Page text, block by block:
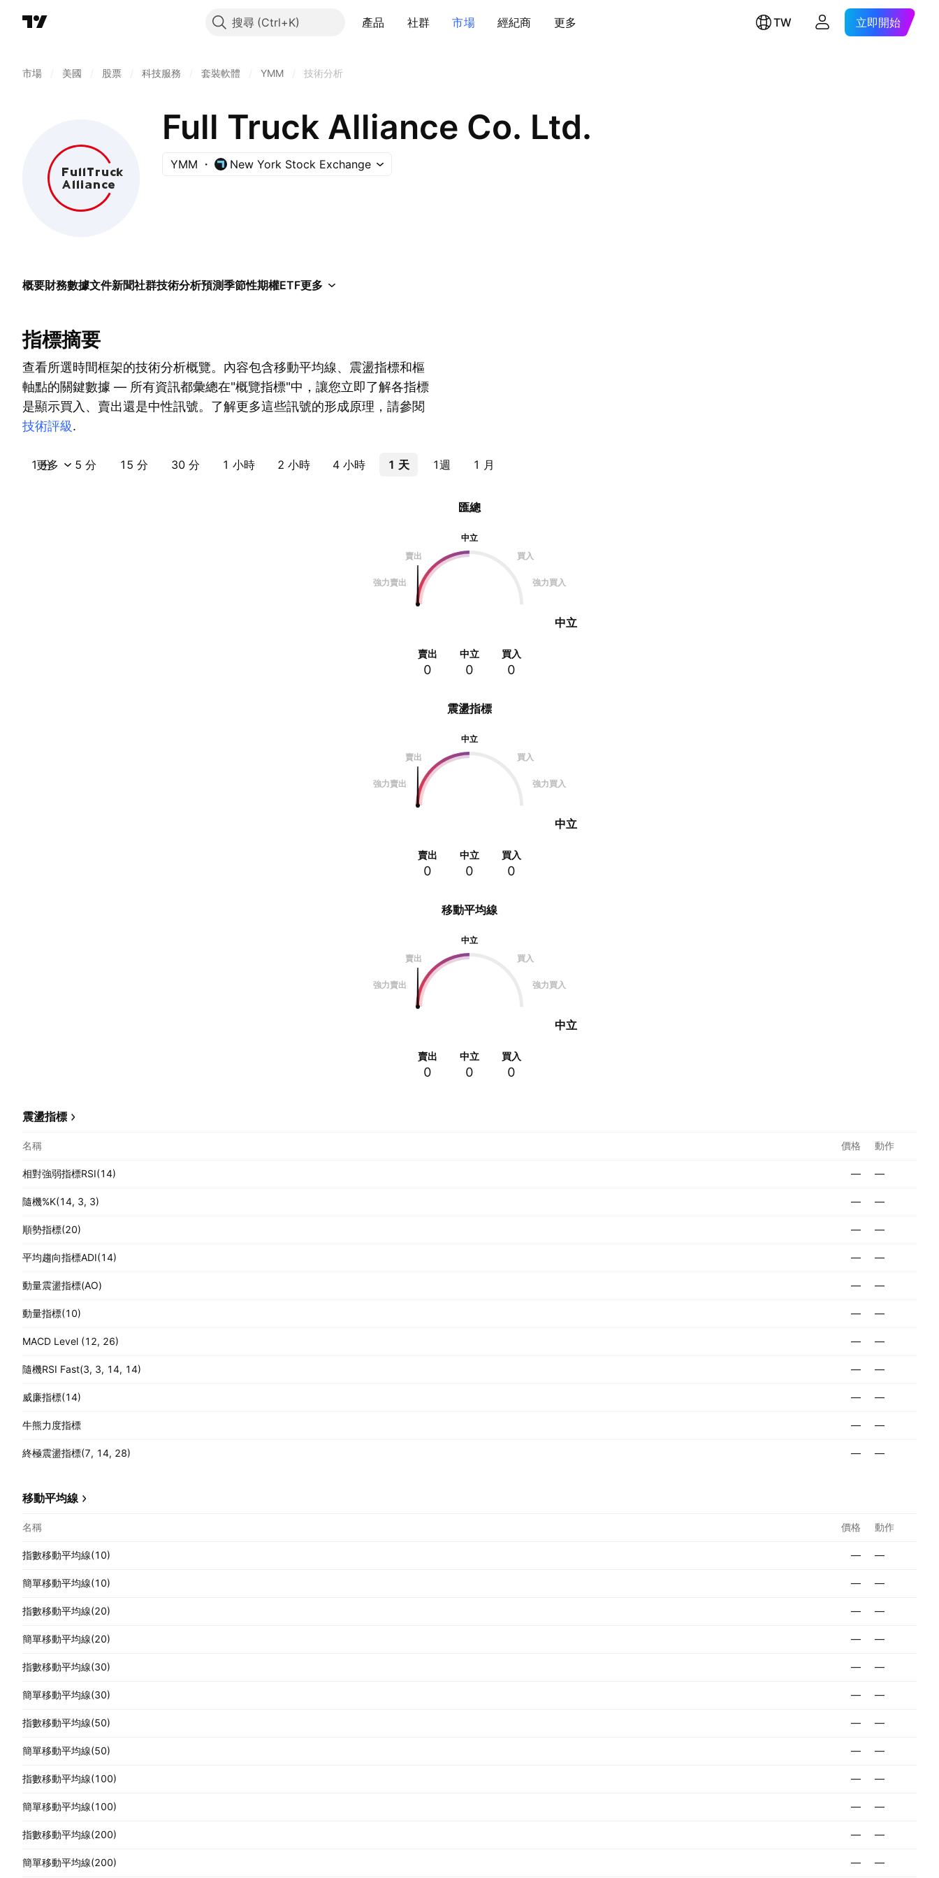
搜尋 產品 社群 市場 經紀商 更多 TW 立即開始
市場 美國 股票 科技服務 套裝軟體 YMM 技術分析
Full Truck Alliance Co. Ltd.
YMM New York Stock Exchange
概要財務數據文件新聞社群技術分析預測季節性期權ETF更多
指標摘要
查看所選時間框架的技術分析概覽。內容包含移動平均線、震盪指標和樞
軸點的關鍵數據 — 所有資訊都彙總在"概覽指標"中，讓您立即了解各指標
是顯示買入、賣出還是中性訊號。了解更多這些訊號的形成原理，請參閱
技術評級.
1 分 5 分 15 分 30 分 1 小時 2 小時 4 小時 1 天 1週 1 月
更多
震盪指標
中立
賣出
買入
強力賣出 強力買入
中立
賣出
0
中立
0
買入
0
匯總
中立
賣出
買入
強力賣出 強力買入
中立
賣出
0
中立
0
買入
0
移動平均線
中立
賣出
買入
強力賣出 強力買入
中立
賣出
0
中立
0
買入
0
震盪指標
名稱 價格 動作
相對強弱指標RSI(14) — —
隨機%K(14, 3, 3) — —
順勢指標(20) — —
平均趨向指標ADI(14) — —
動量震盪指標(AO) — —
動量指標(10) — —
MACD Level (12, 26) — —
隨機RSI Fast(3, 3, 14, 14) — —
威廉指標(14) — —
牛熊力度指標 — —
終極震盪指標(7, 14, 28) — —
移動平均線
名稱 價格 動作
指數移動平均線(10) — —
簡單移動平均線(10) — —
指數移動平均線(20) — —
簡單移動平均線(20) — —
指數移動平均線(30) — —
簡單移動平均線(30) — —
指數移動平均線(50) — —
簡單移動平均線(50) — —
指數移動平均線(100) — —
簡單移動平均線(100) — —
指數移動平均線(200) — —
簡單移動平均線(200) — —